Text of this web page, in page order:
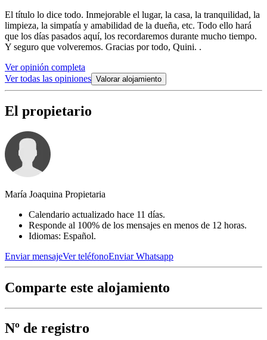
El título lo dice todo. Inmejorable el lugar, la casa, la tranquilidad, la
limpieza, la simpatía y amabilidad de la dueña, etc. Todo ello hará
que los días pasados aquí, los recordaremos durante mucho tiempo.
Y seguro que volveremos. Gracias por todo, Quini. .
Ver opinión completa
Ver todas las opiniones Valorar alojamiento
El propietario
María Joaquina Propietaria
Calendario actualizado hace 11 días.
Responde al 100% de los mensajes en menos de 12 horas.
Idiomas: Español.
Enviar mensajeVer teléfonoEnviar Whatsapp
Comparte este alojamiento
Nº de registro